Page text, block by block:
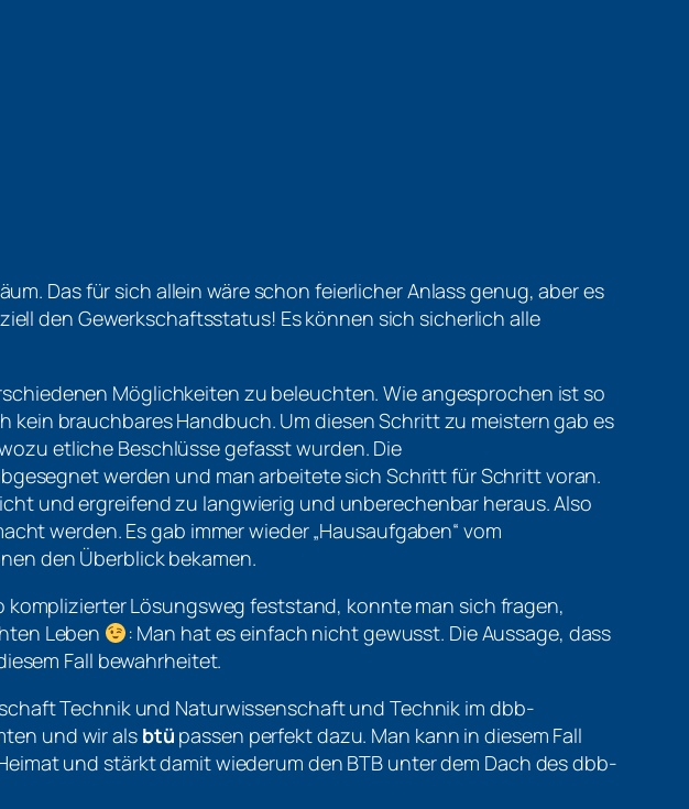
Das für sich allein wäre schon feierlicher Anlass genug, aber es
den Gewerkschaftsstatus! Es können sich sicherlich alle
Möglichkeiten zu beleuchten. Wie angesprochen ist so
kein brauchbares Handbuch. Um diesen Schritt zu meistern gab es
etliche Beschlüsse gefasst wurden. Die
werden und man arbeitete sich Schritt für Schritt voran.
und ergreifend zu langwierig und unberechenbar heraus. Also
werden. Es gab immer wieder „Hausaufgaben“ vom
den Überblick bekamen.
Lösungsweg feststand, konnte man sich fragen,
Leben
: Man hat es einfach nicht gewusst. Die Aussage, dass
Fall bewahrheitet.
Technik und Naturwissenschaft und Technik im dbb-
und wir als btü passen perfekt dazu. Man kann in diesem Fall
und stärkt damit wiederum den BTB unter dem Dach des dbb-